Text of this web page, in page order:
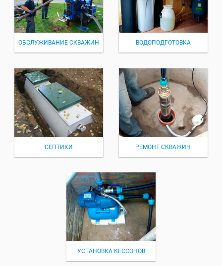
ОБСЛУЖИВАНИЕ СКВАЖИН ВОДОПОДГОТОВКА
СЕПТИКИ РЕМОНТ СКВАЖИН
УСТАНОВКА КЕССОНОВ